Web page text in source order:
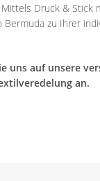
Druck & Stick
Bermuda zu Ihrer
uns auf unsere
an.